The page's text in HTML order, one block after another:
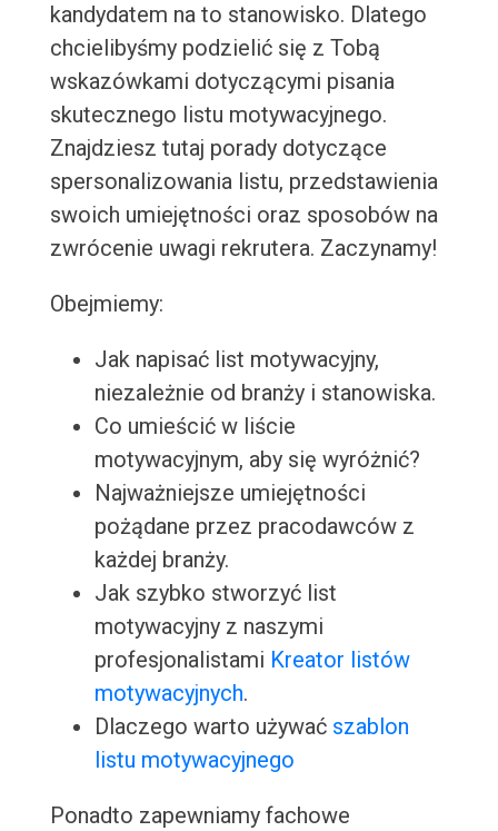
kandydatem na to stanowisko. Dlatego
chcielibyśmy podzielić się z Tobą
wskazówkami dotyczącymi pisania
skutecznego listu motywacyjnego.
Znajdziesz tutaj porady dotyczące
spersonalizowania listu, przedstawienia
swoich umiejętności oraz sposobów na
zwrócenie uwagi rekrutera. Zaczynamy!
Obejmiemy:
Jak napisać list motywacyjny,
niezależnie od branży i stanowiska.
Co umieścić w liście
motywacyjnym, aby się wyróżnić?
Najważniejsze umiejętności
pożądane przez pracodawców z
każdej branży.
Jak szybko stworzyć list
motywacyjny z naszymi
profesjonalistami Kreator listów
motywacyjnych.
Dlaczego warto używać szablon
listu motywacyjnego
Ponadto zapewniamy fachowe